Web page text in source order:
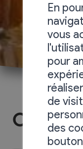
Oh!
En
vous
pour
de
des